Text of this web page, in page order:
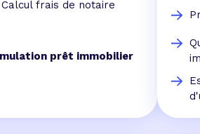
Calcul frais de notaire
prêt immobilier